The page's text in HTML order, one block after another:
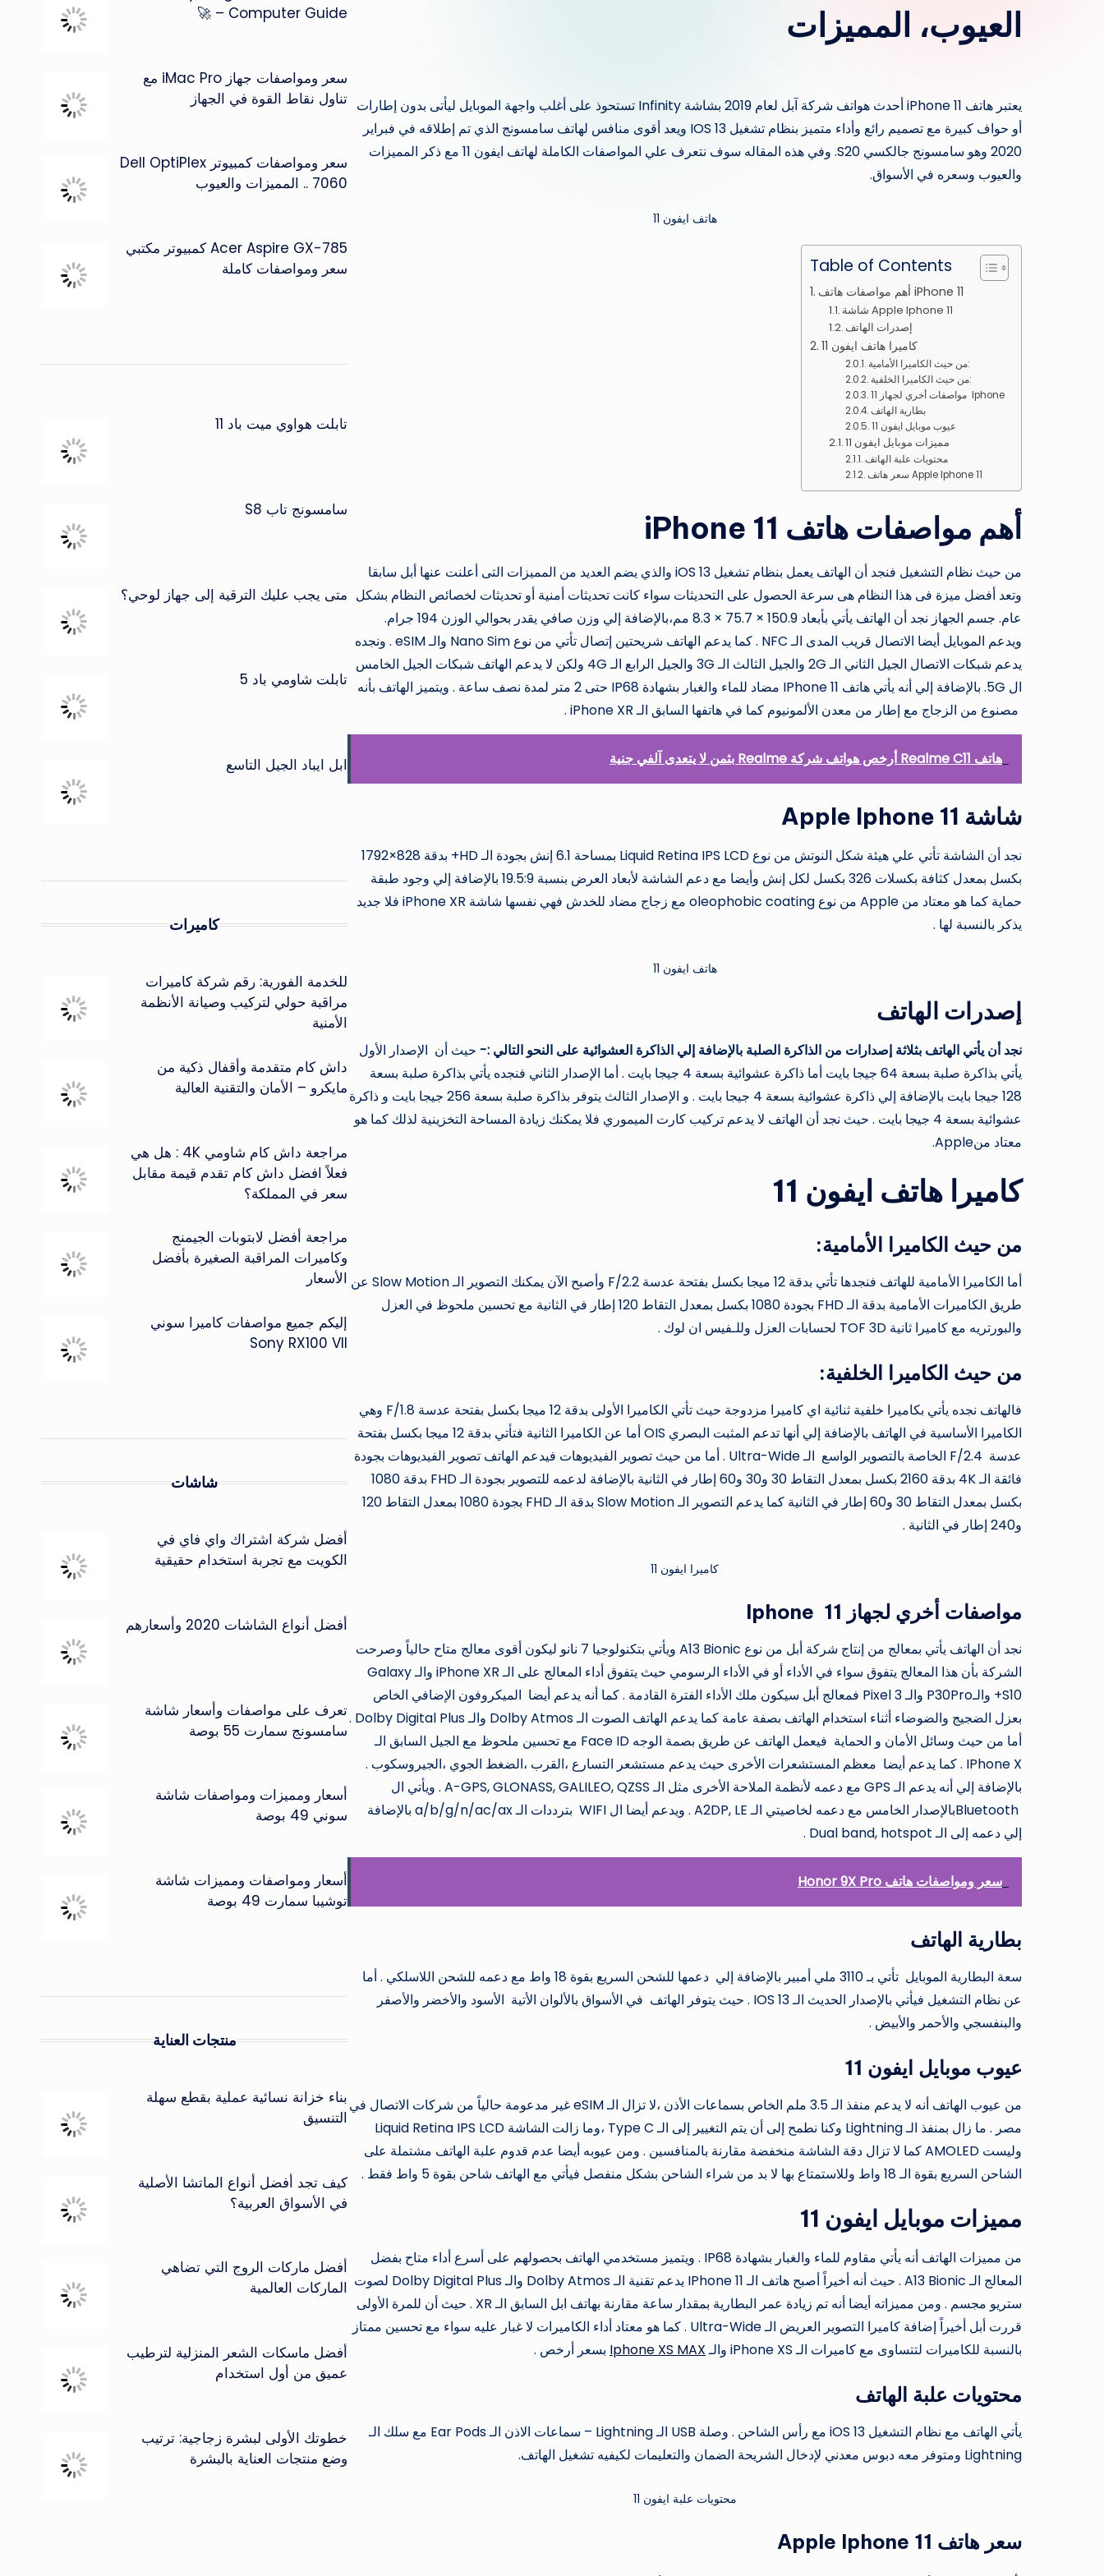
العيوب، المميزات
يعتبر هاتف iPhone 11 أحدث هواتف شركة آبل لعام 2019 بشاشة Infinity تستحوذ على أغلب واجهة الموبايل ليأتى بدون إطارات
أو حواف كبيرة مع تصميم رائع وأداء متميز بنظام تشغيل IOS 13 ويعد أقوى منافس لهاتف سامسونج الذي تم إطلاقه في فبراير
2020 وهو سامسونج جالكسي S20. وفي هذه المقاله سوف نتعرف علي المواصفات الكاملة لهاتف ايفون 11 مع ذكر المميزات
والعيوب وسعره في الأسواق.
هاتف ايفون 11
Table of Contents
أهم مواصفات هاتف iPhone 11
شاشة Apple Iphone 11
كاميرا هاتف ايفون 11
من حيث الكاميرا الأمامية:
من حيث الكاميرا الخلفية:
مواصفات أخري لجهاز 11 Iphone
بطارية الهاتف
مميزات موبايل ايفون 11
محتويات علبة الهاتف
سعر هاتف Apple Iphone 11
أهم مواصفات هاتف iPhone 11
من حيث نظام التشغيل فنجد أن الهاتف يعمل بنظام تشغيل iOS 13 والذي يضم العديد من المميزات التى أعلنت عنها أبل سابقا
وتعد أفضل ميزة فى هذا النظام هى سرعة الحصول على التحديثات سواء كانت تحديثات أمنية أو تحديثات لخصائص النظام بشكل
عام. جسم الجهاز نجد أن الهاتف يأتي بأبعاد 150.9 × 75.7 × 8.3 مم،بالإضافة إلي وزن صافي يقدر بحوالي الوزن 194 جرام.
ويدعم الموبايل أيضا الاتصال قريب المدى الـ NFC . كما يدعم الهاتف شريحتين إتصال تأتي من نوع Nano Sim والـ eSIM . ونجده
يدعم شبكات الاتصال الجيل الثاني الـ 2G والجيل الثالث الـ 3G والجيل الرابع الـ 4G ولكن لا يدعم الهاتف شبكات الجيل الخامس
ال 5G. بالإضافة إلي أنه يأتي هاتف IPhone 11 مضاد للماء والغبار بشهادة IP68 حتى 2 متر لمدة نصف ساعة . ويتميز الهاتف بأنه
مصنوع من الزجاج مع إطار من معدن الألمونيوم كما في هاتفها السابق الـ iPhone XR .
هاتف Realme C11 أرخص هواتف شركة Realme بثمن لا يتعدى آلفي جنية
شاشة Apple Iphone 11
نجد أن الشاشة تأتي علي هيئة شكل النوتش من نوع Liquid Retina IPS LCD بمساحة 6.1 إنش بجودة الـ HD+ بدقة 828×1792
بكسل بمعدل كثافة بكسلات 326 بكسل لكل إنش وأيضا مع دعم الشاشة لأبعاد العرض بنسبة 19.5:9 بالإضافة إلي وجود طبقة
حماية كما هو معتاد من Apple من نوع oleophobic coating مع زجاج مضاد للخدش فهي نفسها شاشة iPhone XR فلا جديد
يذكر بالنسبة لها .
هاتف ايفون 11
إصدرات الهاتف
نجد أن يأتي الهاتف بثلاثة إصدارات من الذاكرة الصلبة بالإضافة إلي الذاكرة العشوائية على النحو التالي :- حيث أن الإصدار الأول
يأتي بذاكرة صلبة بسعة 64 جيجا بايت أما ذاكرة عشوائية بسعة 4 جيجا بايت . أما الإصدار الثاني فنجده يأتي بذاكرة صلبة بسعة
128 جيجا بايت بالإضافة إلي ذاكرة عشوائية بسعة 4 جيجا بايت . و الإصدار الثالث يتوفر بذاكرة صلبة بسعة 256 جيجا بايت و ذاكرة
عشوائية بسعة 4 جيجا بايت . حيث نجد أن الهاتف لا يدعم تركيب كارت الميموري فلا يمكنك زيادة المساحة التخزينية لذلك كما هو
معتاد منApple.
كاميرا هاتف ايفون 11
من حيث الكاميرا الأمامية:
أما الكاميرا الأمامية للهاتف فنجدها تأتي بدقة 12 ميجا بكسل بفتحة عدسة F/2.2 وأصبح الآن يمكنك التصوير الـ Slow Motion عن
طريق الكاميرات الأمامية بدقة الـ FHD بجودة 1080 بكسل بمعدل التقاط 120 إطار في الثانية مع تحسين ملحوظ في العزل
والبورتريه مع كاميرا ثانية TOF 3D لحسابات العزل وللـفيس ان لوك .
من حيث الكاميرا الخلفية:
فالهاتف نجده يأتي بكاميرا خلفية ثنائية اي كاميرا مزدوجة حيث تأتي الكاميرا الأولى بدقة 12 ميجا بكسل بفتحة عدسة F/1.8 وهي
الكاميرا الأساسية في الهاتف بالإضافة إلي أنها تدعم المثبت البصري OIS أما عن الكاميرا الثانية فتأتي بدقة 12 ميجا بكسل بفتحة
عدسة F/2.4 الخاصة بالتصوير الواسع الـ Ultra-Wide . أما من حيث تصوير الفيديوهات فيدعم الهاتف تصوير الفيديوهات بجودة
فائقة الـ 4K بدقة 2160 بكسل بمعدل التقاط 30 و30 و60 إطار في الثانية بالإضافة لدعمه للتصوير بجودة الـ FHD بدقة 1080
بكسل بمعدل التقاط 30 و60 إطار في الثانية كما يدعم التصوير الـ Slow Motion بدقة الـ FHD بجودة 1080 بمعدل التقاط 120
و240 إطار في الثانية .
كاميرا ايفون 11
مواصفات أخري لجهاز 11
نجد أن الهاتف يأتي بمعالج من إنتاج شركة أبل من نوع A13 Bionic ويأتي بتكنولوجيا 7 نانو ليكون أقوى معالج متاح حالياً وصرحت
الشركة بأن هذا المعالج يتفوق سواء في الأداء أو في الأداء الرسومي حيث يتفوق أداء المعالج على الـ iPhone XR والـ Galaxy
S10+ والـP30Pro والـ Pixel 3 فمعالج أبل سيكون ملك الأداء الفترة القادمة . كما أنه يدعم أيضا الميكروفون الإضافي الخاص
بعزل الضجيج والضوضاء أثناء استخدام الهاتف بصفة عامة كما يدعم الهاتف الصوت الـ Dolby Atmos والـ Dolby Digital Plus .
أما من حيث وسائل الأمان و الحماية فيعمل الهاتف عن طريق بصمة الوجه Face ID مع تحسين ملحوظ مع الجيل السابق الـ
IPhone X . كما يدعم أيضا معظم المستشعرات الأخرى حيث يدعم مستشعر التسارع ،القرب ،الضغط الجوي ،الجيروسكوب .
بالإضافة إلي أنه يدعم الـ GPS مع دعمه لأنظمة الملاحة الأخرى مثل الـ A-GPS, GLONASS, GALILEO, QZSS . ويأتي ال
Bluetoothبالإصدار الخامس مع دعمه لخاصيتي الـ A2DP, LE . ويدعم أيضا ال WIFI بترددات الـ a/b/g/n/ac/ax بالإضافة
إلي دعمه إلى الـ Dual band, hotspot .
سعر ومواصفات هاتف Honor 9X Pro
بطارية الهاتف
سعة البطارية الموبايل تأتي بـ 3110 ملي أمبير بالإضافة إلي دعمها للشحن السريع بقوة 18 واط مع دعمه للشحن اللاسلكي . أما
عن نظام التشغيل فيأتي بالإصدار الحديث الـ IOS 13 . حيث يتوفر الهاتف في الأسواق بالألوان الأتية الأسود والأخضر والأصفر
والبنفسجي والأحمر والأبيض .
عيوب موبايل ايفون 11
من عيوب الهاتف أنه لا يدعم منفذ الـ 3.5 ملم الخاص بسماعات الأذن ،لا تزال الـ eSIM غير مدعومة حالياً من شركات الاتصال في
مصر . ما زال بمنفذ الـ Lightning وكنا نطمح إلى أن يتم التغيير إلى الـ Type C ،وما زالت الشاشة Liquid Retina IPS LCD
وليست AMOLED كما لا تزال دقة الشاشة منخفضة مقارنة بالمنافسين . ومن عيوبه أيضا عدم قدوم علبة الهاتف مشتملة على
الشاحن السريع بقوة الـ 18 واط وللاستمتاع بها لا بد من شراء الشاحن بشكل منفصل فيأتي مع الهاتف شاحن بقوة 5 واط فقط .
مميزات موبايل ايفون 11
من مميزات الهاتف أنه يأتي مقاوم للماء والغبار بشهادة IP68 . ويتميز مستخدمي الهاتف بحصولهم على أسرع أداء متاح بفضل
المعالج الـ A13 Bionic . حيث أنه أخيراً أصبح هاتف الـ IPhone 11 يدعم تقنية الـ Dolby Atmos والـ Dolby Digital Plus لصوت
ستريو مجسم . ومن مميزاته أيضا أنه تم زيادة عمر البطارية بمقدار ساعة مقارنة بهاتف ابل السابق الـ XR . حيث أن للمرة الأولى
قررت أبل أخيراً إضافة كاميرا التصوير العريض الـ Ultra-Wide . كما هو معتاد أداء الكاميرات لا غبار عليه سواء مع تحسين ممتاز
بالنسبة للكاميرات لتتساوى مع كاميرات الـ iPhone XS والـ
Iphone XS MAX بسعر أرخص .
محتويات علبة الهاتف
يأتي الهاتف مع نظام التشغيل iOS 13 مع رأس الشاحن . وصلة USB الـ Lightning – سماعات الاذن الـ Ear Pods مع سلك الـ
Lightning ومتوفر معه دبوس معدني لإدخال الشريحة الضمان والتعليمات لكيفيه تشغيل الهاتف.
محتويات علبة ايفون 11
سعر هاتف Apple Iphone 11
Computer Guide – 🚀
سعر ومواصفات جهاز iMac Pro مع
تناول نقاط القوة في الجهاز
سعر ومواصفات كمبيوتر Dell OptiPlex
7060 .. المميزات والعيوب
Acer Aspire GX-785 كمبيوتر مكتبي
سعر ومواصفات كاملة
تابلت هواوي ميت باد 11
سامسونج تاب S8
متى يجب عليك الترقية إلى جهاز لوحي؟
تابلت شاومي باد 5
ابل ايباد الجيل التاسع
كاميرات
للخدمة الفورية: رقم شركة كاميرات
مراقبة حولي لتركيب وصيانة الأنظمة
الأمنية
داش كام متقدمة وأقفال ذكية من
مايكرو – الأمان والتقنية العالية
مراجعة داش كام شاومي 4K : هل هي
فعلاً افضل داش كام تقدم قيمة مقابل
سعر في المملكة؟
مراجعة أفضل لابتوبات الجيمنج
وكاميرات المراقبة الصغيرة بأفضل
الأسعار
إليكم جميع مواصفات كاميرا سوني
Sony RX100 VII
شاشات
أفضل شركة اشتراك واي فاي في
الكويت مع تجربة استخدام حقيقية
أفضل أنواع الشاشات 2020 وأسعارهم
تعرف على مواصفات وأسعار شاشة
سامسونج سمارت 55 بوصة
أسعار ومميزات ومواصفات شاشة
سوني 49 بوصة
أسعار ومواصفات ومميزات شاشة
توشيبا سمارت 49 بوصة
منتجات العناية
بناء خزانة نسائية عملية بقطع سهلة
التنسيق
كيف تجد أفضل أنواع الماتشا الأصلية
في الأسواق العربية؟
أفضل ماركات الروج التي تضاهي
الماركات العالمية
أفضل ماسكات الشعر المنزلية لترطيب
عميق من أول استخدام
خطوتك الأولى لبشرة زجاجية: ترتيب
وضع منتجات العناية بالبشرة